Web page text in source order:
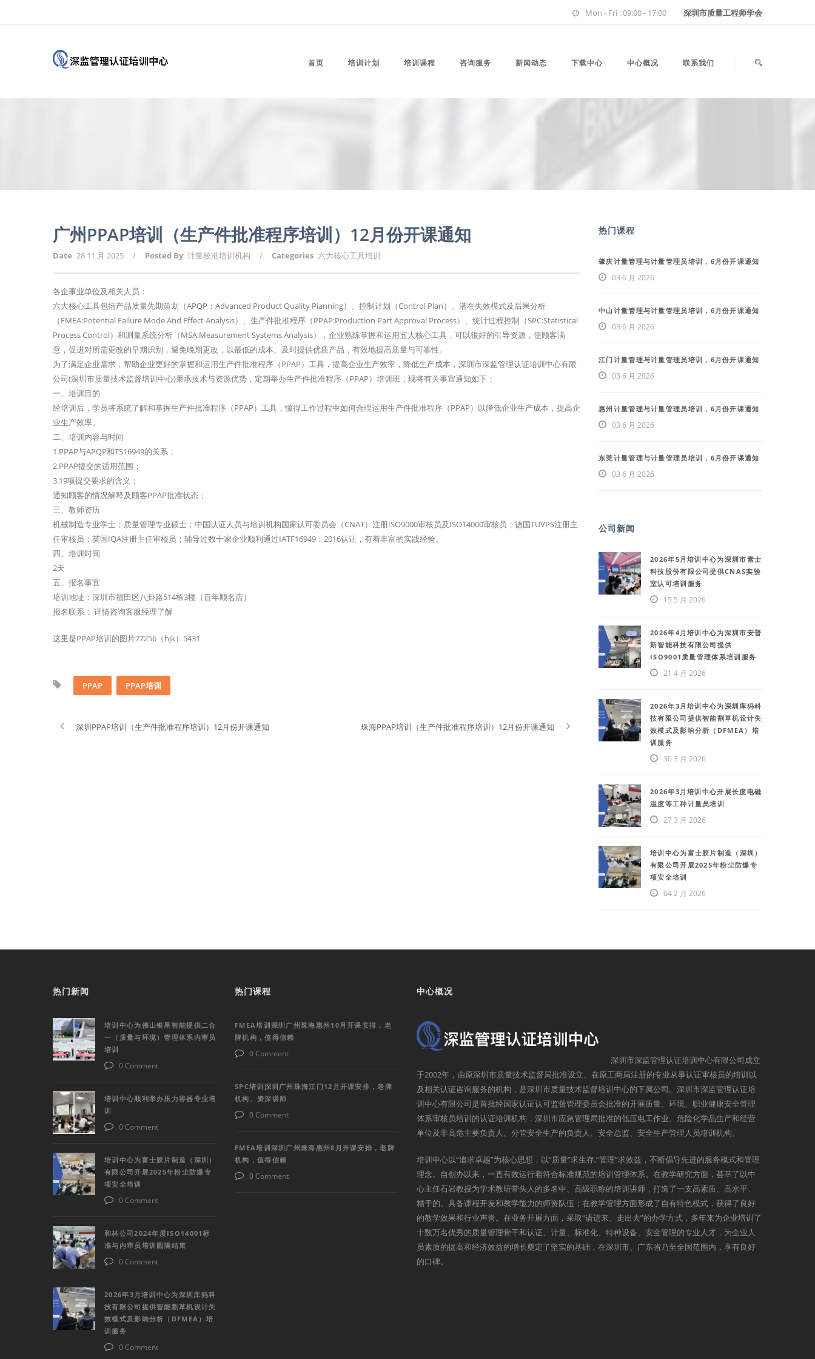
Mon - Fri : 09:00 - 17:00 深圳市质量工程师学会
首页 培训计划 培训课程 咨询服务 新闻动态 下载中心 中心概况 联系我们
广州PPAP培训（生产件批准程序培训）12月份开课通知
Date 28 11 月 2025 / Posted By 计量校准培训机构 / Categories 六大核心工具培训
各企事业单位及相关人员：
六大核心工具包括产品质量先期策划（APQP：Advanced Product Quality Pianning）、控制计划（Control Plan）、潜在失效模式及后果分析
（FMEA:Potential Failure Mode And Effect Analysis）、生产件批准程序（PPAP:Production Part Approval Process）、统计过程控制（SPC:Statistical
Process Control）和测量系统分析（MSA:Measurement Systems Analysis），企业熟练掌握和运用五大核心工具，可以很好的引导资源，使顾客满
意，促进对所需更改的早期识别，避免晚期更改，以最低的成本、及时提供优质产品，有效地提高质量与可靠性。
为了满足企业需求，帮助企业更好的掌握和运用生产件批准程序（PPAP）工具，提高企业生产效率，降低生产成本，深圳市深监管理认证培训中心有限
公司(深圳市质量技术监督培训中心)秉承技术与资源优势，定期举办生产件批准程序（PPAP）培训班，现将有关事宜通知如下：
一、培训目的
经培训后，学员将系统了解和掌握生产件批准程序（PPAP）工具，懂得工作过程中如何合理运用生产件批准程序（PPAP）以降低企业生产成本，提高企
业生产效率。
二、培训内容与时间
1.PPAP与APQP和TS16949的关系；
2.PPAP提交的适用范围；
3.19项提交要求的含义；
通知顾客的情况解释及顾客PPAP批准状态；
三、教师资历
机械制造专业学士；质量管理专业硕士；中国认证人员与培训机构国家认可委员会（CNAT）注册ISO9000审核员及ISO14000审核员；德国TUVPS注册主
任审核员；英国IQA注册主任审核员；辅导过数十家企业顺利通过IATF16949：2016认证，有着丰富的实践经验。
四、培训时间
2天
五、报名事宜
培训地址：深圳市福田区八卦路514栋3楼（百年顺名店）
报名联系： 详情咨询客服经理了解
这里是PPAP培训的图片77256（hjk）5431
PPAP PPAP培训
深圳PPAP培训（生产件批准程序培训）12月份开课通知 珠海PPAP培训（生产件批准程序培训）12月份开课通知
热门课程
肇庆计量管理与计量管理员培训，6月份开课通知
03 6 月 2026
中山计量管理与计量管理员培训，6月份开课通知
03 6 月 2026
江门计量管理与计量管理员培训，6月份开课通知
03 6 月 2026
惠州计量管理与计量管理员培训，6月份开课通知
03 6 月 2026
东莞计量管理与计量管理员培训，6月份开课通知
03 6 月 2026
公司新闻
2026年5月培训中心为深圳市素士
科技股份有限公司提供CNAS实验
室认可培训服务
15 5 月 2026
2026年4月培训中心为深圳市安普
斯智能科技有限公司提供
ISO9001质量管理体系培训服务
21 4 月 2026
2026年3月培训中心为深圳库犸科
技有限公司提供智能割草机设计失
效模式及影响分析（DFMEA）培
训服务
30 3 月 2026
2026年3月培训中心开展长度电磁
温度等工种计量员培训
27 3 月 2026
培训中心为富士胶片制造（深圳）
有限公司开展2025年粉尘防爆专
项安全培训
04 2 月 2026
热门新闻
培训中心为佛山银星智能提供二合
一（质量与环境）管理体系内审员
培训
0 Comment
培训中心顺利举办压力容器专业培
训
0 Comment
培训中心为富士胶片制造（深圳）
有限公司开展2025年粉尘防爆专
项安全培训
0 Comment
和林公司2024年度ISO14001标
准与内审员培训圆满结束
0 Comment
2026年3月培训中心为深圳库犸科
技有限公司提供智能割草机设计失
效模式及影响分析（DFMEA）培
训服务
0 Comment
热门课程
FMEA培训深圳广州珠海惠州10月开课安排，老
牌机构，值得信赖
0 Comment
SPC培训深圳广州珠海江门12月开课安排，老牌
机构、资深讲师
0 Comment
FMEA培训深圳广州珠海惠州8月开课安排，老牌
机构，值得信赖
0 Comment
中心概况
深圳市深监管理认证培训中心有限公司成立
于2002年，由原深圳市质量技术监督局批准设立、在原工商局注册的专业从事认证审核员的培训以
及相关认证咨询服务的机构，是深圳市质量技术监督培训中心的下属公司。深圳市深监管理认证培
训中心有限公司是首批经国家认证认可监督管理委员会批准的开展质量、环境、职业健康安全管理
体系审核员培训的认证培训机构，深圳市应急管理局批准的低压电工作业、危险化学品生产和经营
单位及非高危主要负责人、分管安全生产的负责人、安全总监、安全生产管理人员培训机构。
培训中心以“追求卓越”为核心思想，以“质量”求生存,“管理”求效益，不断倡导先进的服务模式和管理
理念。自创办以来，一直有效运行着符合标准规范的培训管理体系。在教学研究方面，荟萃了以中
心主任石岩教授为学术教研带头人的多名中、高级职称的培训讲师，打造了一支高素质、高水平、
精干的、具备课程开发和教学能力的师资队伍；在教学管理方面形成了自有特色模式，获得了良好
的教学效果和行业声誉。在业务开展方面，采取“请进来、走出去”的办学方式，多年来为企业培训了
十数万名优秀的质量管理骨干和认证、计量、标准化、特种设备、安全管理的专业人才，为企业人
员素质的提高和经济效益的增长奠定了坚实的基础，在深圳市、广东省乃至全国范围内，享有良好
的口碑。